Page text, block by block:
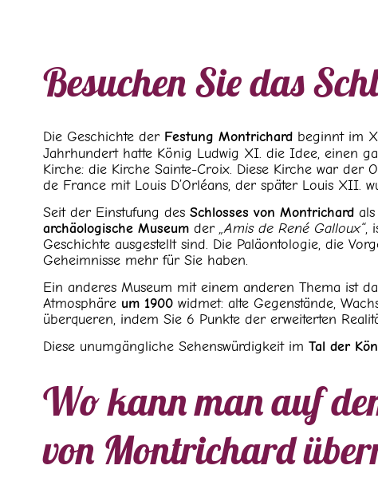
Besuchen Sie das
Die Geschichte der Festung Montrichardbeginnt im
Jahrhundert hatte König Ludwig XI. die Idee, einen
Kirche: die Kirche Sainte-Croix. Diese Kirche war der
de France mit Louis D’Orléans, der später Louis XII.
Seit der Einstufung des Schlosses von Montrichardals
archäologische Museumder „Amis de René Galloux“,
Geschichte ausgestellt sind. Die Paläontologie, die
Geheimnisse mehr für Sie haben.
Ein anderes Museum mit einem anderen Thema ist
Atmosphäre um 1900widmet: alte Gegenstände,
überqueren, indem Sie 6 Punkte der erweiterten
Diese unumgängliche Sehenswürdigkeit im Tal der
Wo kann man auf
von Montrichard